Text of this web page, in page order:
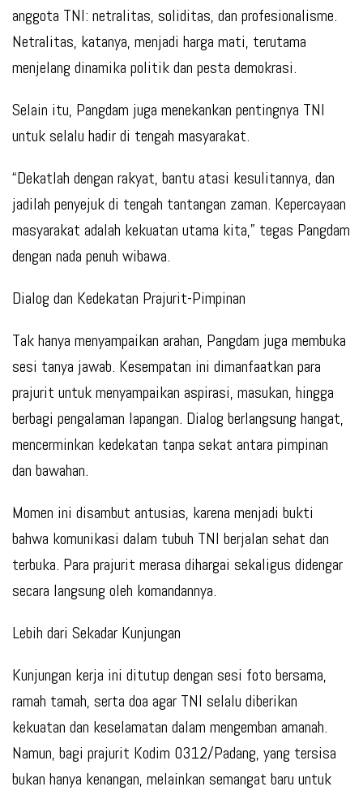
anggota TNI: netralitas, soliditas, dan profesionalisme.
Netralitas, katanya, menjadi harga mati, terutama
menjelang dinamika politik dan pesta demokrasi.
Selain itu, Pangdam juga menekankan pentingnya TNI
untuk selalu hadir di tengah masyarakat.
“Dekatlah dengan rakyat, bantu atasi kesulitannya, dan
jadilah penyejuk di tengah tantangan zaman. Kepercayaan
masyarakat adalah kekuatan utama kita,” tegas Pangdam
dengan nada penuh wibawa.
Dialog dan Kedekatan Prajurit-Pimpinan
Tak hanya menyampaikan arahan, Pangdam juga membuka
sesi tanya jawab. Kesempatan ini dimanfaatkan para
prajurit untuk menyampaikan aspirasi, masukan, hingga
berbagi pengalaman lapangan. Dialog berlangsung hangat,
mencerminkan kedekatan tanpa sekat antara pimpinan
dan bawahan.
Momen ini disambut antusias, karena menjadi bukti
bahwa komunikasi dalam tubuh TNI berjalan sehat dan
terbuka. Para prajurit merasa dihargai sekaligus didengar
secara langsung oleh komandannya.
Lebih dari Sekadar Kunjungan
Kunjungan kerja ini ditutup dengan sesi foto bersama,
ramah tamah, serta doa agar TNI selalu diberikan
kekuatan dan keselamatan dalam mengemban amanah.
Namun, bagi prajurit Kodim 0312/Padang, yang tersisa
bukan hanya kenangan, melainkan semangat baru untuk